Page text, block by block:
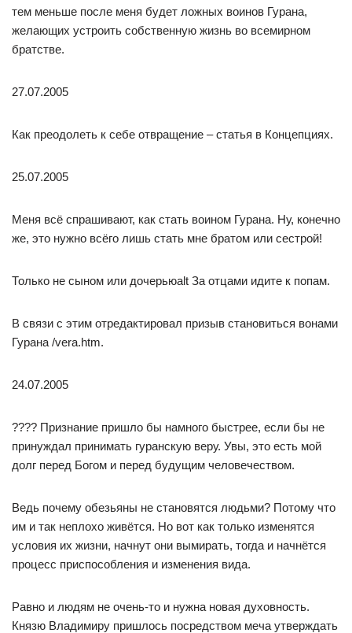
тем меньше после меня будет ложных воинов Гурана,
желающих устроить собственную жизнь во всемирном
братстве.
27.07.2005
Как преодолеть к себе отвращение – статья в Концепциях.
25.07.2005
Меня всё спрашивают, как стать воином Гурана. Ну, конечно
же, это нужно всёго лишь стать мне братом или сестрой!
Только не сыном или дочерьюalt За отцами идите к попам.
В связи с этим отредактировал призыв становиться вонами
Гурана /vera.htm.
24.07.2005
???? Признание пришло бы намного быстрее, если бы не
принуждал принимать гуранскую веру. Увы, это есть мой
долг перед Богом и перед будущим человечеством.
Ведь почему обезьяны не становятся людьми? Потому что
им и так неплохо живётся. Но вот как только изменятся
условия их жизни, начнут они вымирать, тогда и начнётся
процесс приспособления и изменения вида.
Равно и людям не очень-то и нужна новая духовность.
Князю Владимиру пришлось посредством меча утверждать